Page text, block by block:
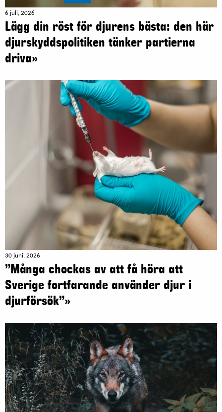
6 juli, 2026
Lägg din röst för djurens bästa: den här
djurskyddspolitiken tänker partierna
driva»
30 juni, 2026
”Många chockas av att få höra att
Sverige fortfarande använder djur i
djurförsök”»